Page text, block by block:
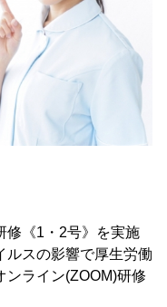
修《1・2号》を実施
ルスの影響で厚生労働
ンライン(ZOOM)研修